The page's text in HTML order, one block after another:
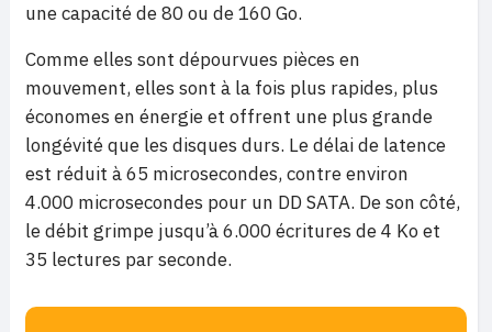
une capacité de 80 ou de 160 Go.
Comme elles sont dépourvues pièces en
mouvement, elles sont à la fois plus rapides, plus
économes en énergie et offrent une plus grande
longévité que les disques durs. Le délai de latence
est réduit à 65 microsecondes, contre environ
4.000 microsecondes pour un DD SATA. De son côté,
le débit grimpe jusqu’à 6.000 écritures de 4 Ko et
35 lectures par seconde.